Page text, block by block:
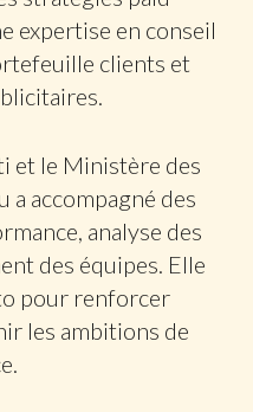
expertise en conseil
clients et
et le Ministère des
a accompagné des
analyse des
des équipes. Elle
pour renforcer
les ambitions de